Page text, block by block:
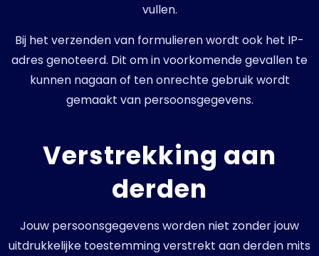
vullen.
Bij het verzenden van formulieren wordt ook het IP-
adres genoteerd. Dit om in voorkomende gevallen te
kunnen nagaan of ten onrechte gebruik wordt
gemaakt van persoonsgegevens.
Verstrekking aan
derden
Jouw persoonsgegevens worden niet zonder jouw
uitdrukkelijke toestemming verstrekt aan derden mits